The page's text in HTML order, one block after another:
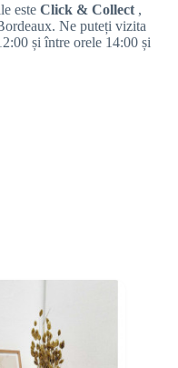
este Click & Collect ,
Ne puteți vizita
și între orele 14:00 și